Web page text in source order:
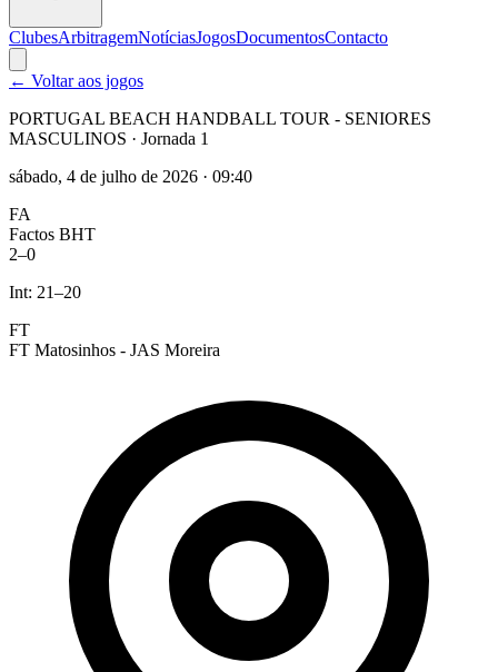
ClubesArbitragemNotíciasJogosDocumentosContacto
← Voltar aos jogos
PORTUGAL BEACH HANDBALL TOUR - SENIORES
MASCULINOS · Jornada 1
sábado, 4 de julho de 2026 · 09:40
FA
Factos BHT
2–0
Int: 21–20
FT
FT Matosinhos - JAS Moreira